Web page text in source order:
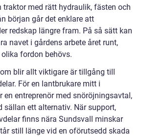
traktor med rätt hydraulik, fästen och
början går det enklare att
redskap längre fram. På så sätt kan
navet i gårdens arbete året runt,
fordon behövs.
blir allt viktigare är tillgång till
För en lantbrukare mitt i
en entreprenör med snöröjningsavtal,
sällan ett alternativ. När support,
finns nära Sundsvall minskar
still länge vid en oförutsedd skada